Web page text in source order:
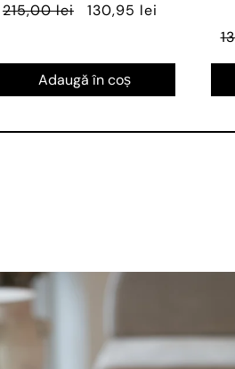
215,00 lei 130,95 lei
Adaugă în coș